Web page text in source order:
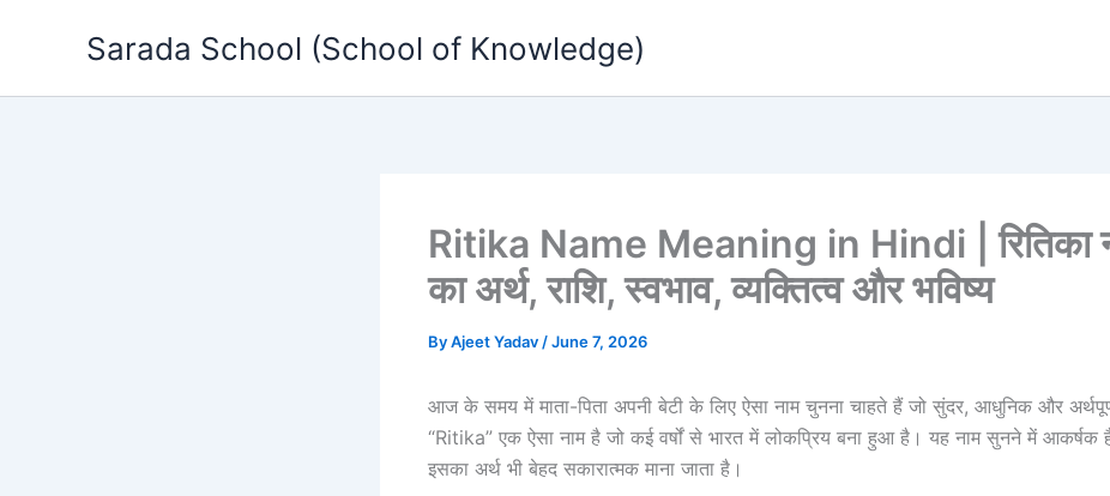
Sarada School (School of Knowledge)
Ritika Name Meaning in Hindi | रितिका
का अर्थ, राशि, स्वभाव, व्यक्तित्व और भविष्य
ByAjeet Yadav /June 7, 2026
आज के समय में माता-पिता अपनी बेटी के लिए ऐसा नाम चुनना चाहते हैं जो सुंदर, आधुनिक और
“Ritika” एक ऐसा नाम है जो कई वर्षों से भारत में लोकप्रिय बना हुआ है। यह नाम सुनने में आकर्षक
इसका अर्थ भी बेहद सकारात्मक माना जाता है।